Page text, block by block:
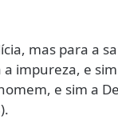
mas para a
impureza, e
e sim a